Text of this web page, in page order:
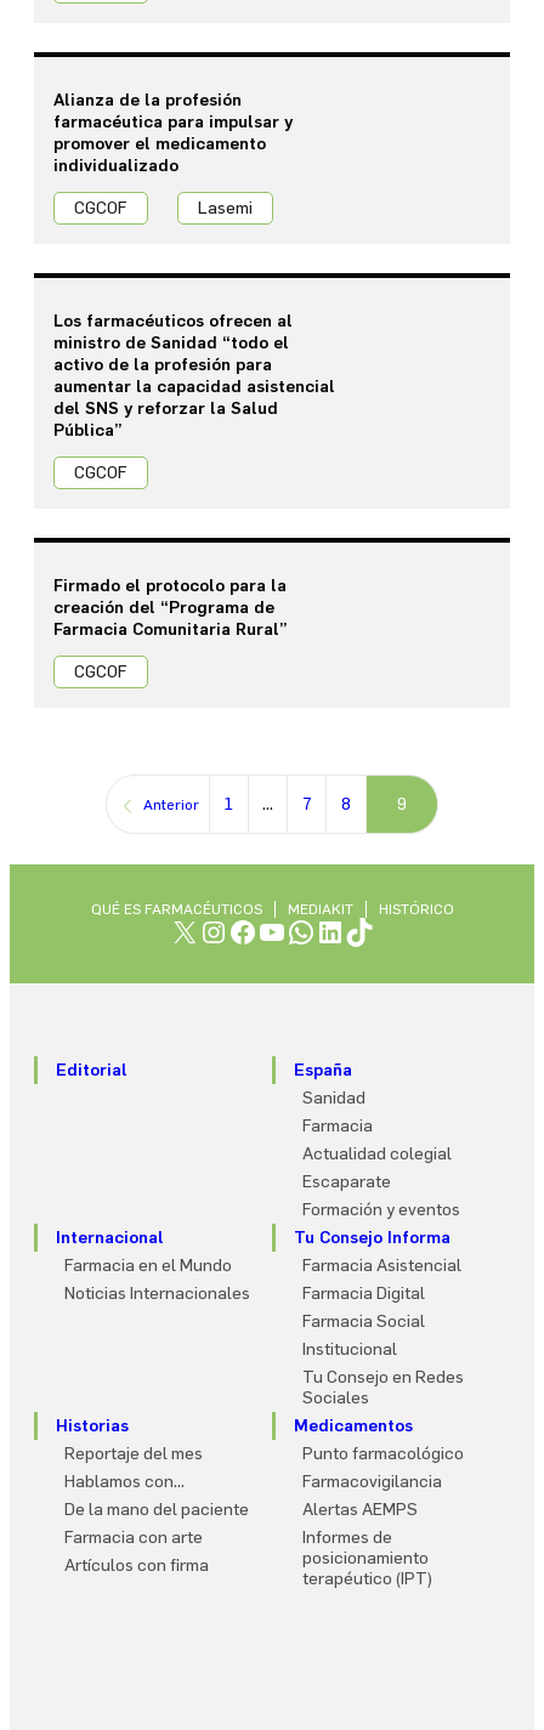
Alianza de la profesión
farmacéutica para impulsar y
promover el medicamento
individualizado
CGCOF Lasemi
Los farmacéuticos ofrecen al
ministro de Sanidad “todo el
activo de la profesión para
aumentar la capacidad asistencial
del SNS y reforzar la Salud
Pública”
CGCOF
Firmado el protocolo para la
creación del “Programa de
Farmacia Comunitaria Rural”
CGCOF
Anterior 1 … 7 8 9
QUÉ ES FARMACÉUTICOS MEDIAKIT HISTÓRICO
X Instagram
Facebook
YouTube
WhatsApp
LinkedIn
TikTok
Editorial
España
Sanidad
Farmacia
Actualidad colegial
Escaparate
Formación y eventos
Internacional
Farmacia en el Mundo
Noticias Internacionales
Tu Consejo Informa
Farmacia Asistencial
Farmacia Digital
Farmacia Social
Institucional
Tu Consejo en Redes
Sociales
Historias
Reportaje del mes
Hablamos con…
De la mano del paciente
Farmacia con arte
Artículos con firma
Medicamentos
Punto farmacológico
Farmacovigilancia
Alertas AEMPS
Informes de
posicionamiento
terapéutico (IPT)